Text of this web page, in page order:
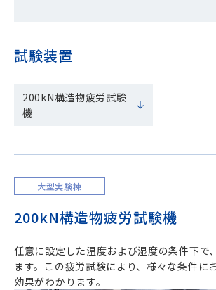
試験装置
200kN構造物疲労試験
機
大型実験棟
200kN構造物疲労試験機
任意に設定した温度および湿度の条件下で
ます。この疲労試験により、様々な条件に
効果がわかります。